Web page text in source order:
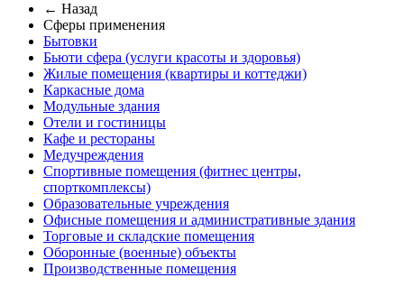
← Назад
Сферы применения
Бытовки
Бьюти сфера (услуги красоты и здоровья)
Жилые помещения (квартиры и коттеджи)
Каркасные дома
Модульные здания
Отели и гостиницы
Кафе и рестораны
Медучреждения
Спортивные помещения (фитнес центры,
спорткомплексы)
Образовательные учреждения
Офисные помещения и административные здания
Торговые и складские помещения
Оборонные (военные) объекты
Производственные помещения